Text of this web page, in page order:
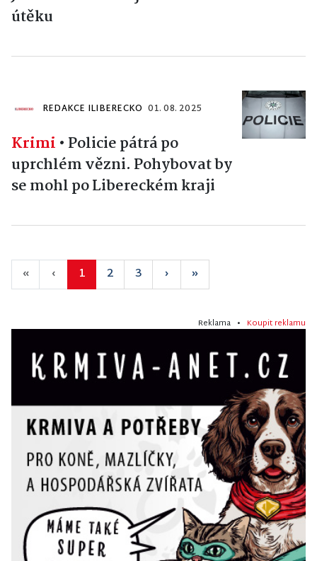
útěku
REDAKCE ILIBERECKO 01. 08. 2025
Krimi • Policie pátrá po
uprchlém vězni. Pohybovat by
se mohl po Libereckém kraji
« ‹ 1 2 3 › »
Reklama • Koupit reklamu